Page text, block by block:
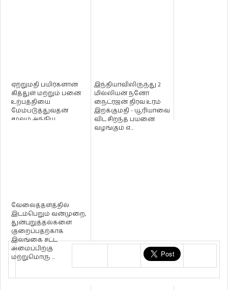
ஏற்றுமதி பயிர்களான
கித்துள் மற்றும் பனை
உற்பத்தியை
மேம்படுத்துவதன்
மூலம் அந்நிய
இந்தியாவிலிருந்து 2
மில்லியன் நனோ
நைட்ரஜன் திரவ உரம்
இறக்குமதி - யூரியாவை
விட சிறந்த பயனை
வழங்கும் எ...
வேலைத்தளத்தில்
இடம்பெறும் வன்முறை,
துன்புறுத்தல்களை
குறைப்பதற்காக
இலங்கை சட்ட
அமைப்பிற்கு
மற்றுமொரு ...